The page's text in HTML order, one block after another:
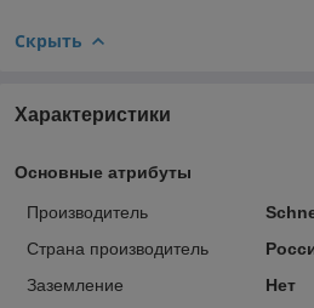
Скрыть
Характеристики
Основные атрибуты
Производитель
Страна производитель
Заземление
Нет